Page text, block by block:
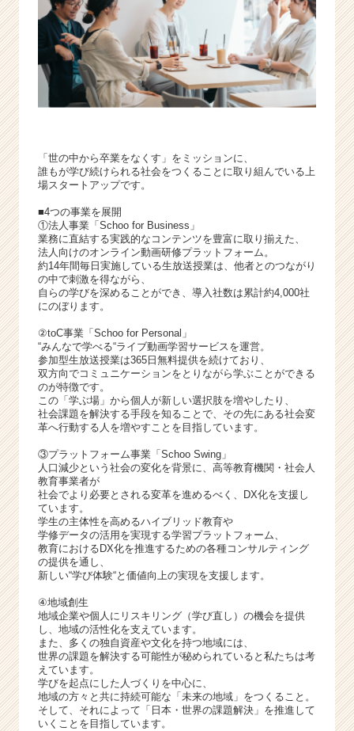
「世の中から卒業をなくす」をミッションに、
誰もが学び続けられる社会をつくることに取り組んでいる上
場スタートアップです。
■4つの事業を展開
①法人事業「Schoo for Business」
業務に直結する実践的なコンテンツを豊富に取り揃えた、
法人向けのオンライン動画研修プラットフォーム。
約14年間毎日実施している生放送授業は、他者とのつながり
の中で刺激を得ながら、
自らの学びを深めることができ、導入社数は累計約4,000社
にのぼります。
②toC事業「Schoo for Personal」
“みんなで学べる“ライブ動画学習サービスを運営。
参加型生放送授業は365日無料提供を続けており、
双方向でコミュニケーションをとりながら学ぶことができる
のが特徴です。
この「学ぶ場」から個人が新しい選択肢を増やしたり、
社会課題を解決する手段を知ることで、その先にある社会変
革へ行動する人を増やすことを目指しています。
③プラットフォーム事業「Schoo Swing」
人口減少という社会の変化を背景に、高等教育機関・社会人
教育事業者が
社会でより必要とされる変革を進めるべく、DX化を支援し
ています。
学生の主体性を高めるハイブリッド教育や
学修データの活用を実現する学習プラットフォーム、
教育におけるDX化を推進するための各種コンサルティング
の提供を通し、
新しい“学び体験“と価値向上の実現を支援します。
④地域創生
地域企業や個人にリスキリング（学び直し）の機会を提供
し、地域の活性化を支えています。
また、多くの独自資産や文化を持つ地域には、
世界の課題を解決する可能性が秘められていると私たちは考
えています。
学びを起点にした人づくりを中心に、
地域の方々と共に持続可能な「未来の地域」をつくること。
そして、それによって「日本・世界の課題解決」を推進して
いくことを目指しています。